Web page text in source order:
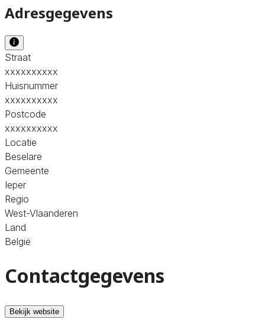
Adresgegevens
Straat
xxxxxxxxxx
Huisnummer
xxxxxxxxxx
Postcode
xxxxxxxxxx
Locatie
Beselare
Gemeente
Ieper
Regio
West-Vlaanderen
Land
België
Contactgegevens
Bekijk website